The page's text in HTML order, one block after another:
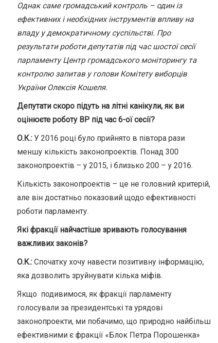
Однак саме громадський контроль – один із
ефективних і необхідних інструментів впливу на
владу у демократичному суспільстві. Про
результати роботи депутатів під час шостої сесії
парламенту Центр громадського моніторингу та
контролю запитав у голови Комітету виборців
України Олексія Кошеля.
Депутати скоро підуть на літні канікули, як ви
оцінюєте роботу ВР під час 6-ої сесії?
О.К.: У 2016 році було прийнято в півтора рази
меншу кількість законопроектів. Понад 300
законопроектів – у 2015, і близько 200 – у 2016.
Кількість законопроектів – це не головний критерій,
але він достатньо показовий щодо ефективності
роботи парламенту.
Які фракції найчастіше зривають голосування
важливих законів?
О.К.: Спочатку хочу навести позитивну інформацію,
яка дозволить зруйнувати кілька міфів.
Якщо подивимося, як фракції парламенту
голосували за президентські та урядові
законопроекти, ми побачимо, що природно найбільш
ефективними є фракції «Блок Петра Порошенка»